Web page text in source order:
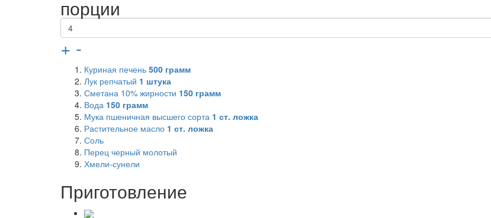
порции
+ -
Куриная печень 500 грамм
Лук репчатый 1 штука
Сметана 10% жирности 150 грамм
Вода 150 грамм
Мука пшеничная высшего сорта 1 ст. ложка
Растительное масло 1 ст. ложка
Соль
Перец черный молотый
Хмели-сунели
Приготовление